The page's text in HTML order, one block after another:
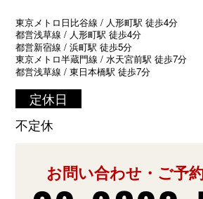
東京メトロ日比谷線 / 人形町駅 徒歩4分
都営浅草線 / 人形町駅 徒歩4分
都営新宿線 / 浜町駅 徒歩5分
東京メトロ半蔵門線 / 水天宮前駅 徒歩7分
都営浅草線 / 東日本橋駅 徒歩7分
定休日
不定休
お問い合わせ・ご予